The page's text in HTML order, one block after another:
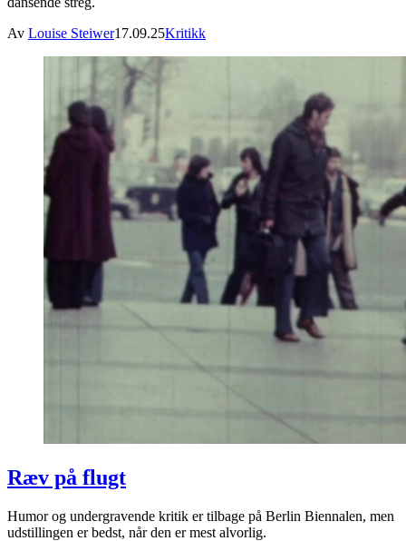
Av Louise Steiwer17.09.25Kritikk
Ræv på flugt
Humor og undergravende kritik er tilbage på Berlin Biennalen, men
udstillingen er bedst, når den er mest alvorlig.